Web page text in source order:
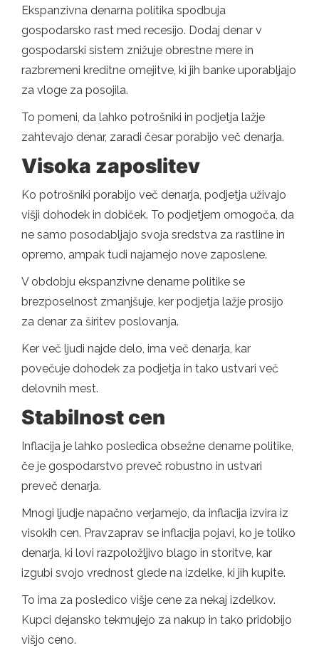
Ekspanzivna denarna politika spodbuja
gospodarsko rast med recesijo. Dodaj denar v
gospodarski sistem znižuje obrestne mere in
razbremeni kreditne omejitve, ki jih banke uporabljajo
za vloge za posojila.
To pomeni, da lahko potrošniki in podjetja lažje
zahtevajo denar, zaradi česar porabijo več denarja.
Visoka zaposlitev
Ko potrošniki porabijo več denarja, podjetja uživajo
višji dohodek in dobiček. To podjetjem omogoča, da
ne samo posodabljajo svoja sredstva za rastline in
opremo, ampak tudi najamejo nove zaposlene.
V obdobju ekspanzivne denarne politike se
brezposelnost zmanjšuje, ker podjetja lažje prosijo
za denar za širitev poslovanja.
Ker več ljudi najde delo, ima več denarja, kar
povečuje dohodek za podjetja in tako ustvari več
delovnih mest.
Stabilnost cen
Inflacija je lahko posledica obsežne denarne politike,
če je gospodarstvo preveč robustno in ustvari
preveč denarja.
Mnogi ljudje napačno verjamejo, da inflacija izvira iz
visokih cen. Pravzaprav se inflacija pojavi, ko je toliko
denarja, ki lovi razpoložljivo blago in storitve, kar
izgubi svojo vrednost glede na izdelke, ki jih kupite.
To ima za posledico višje cene za nekaj izdelkov.
Kupci dejansko tekmujejo za nakup in tako pridobijo
višjo ceno.